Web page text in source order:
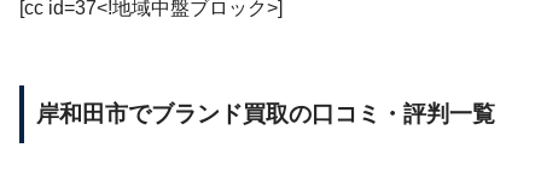
[cc id=37<!地域中盤ブロック>]
岸和田市でブランド買取の口コミ・評判一覧